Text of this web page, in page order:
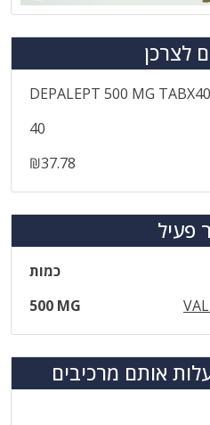
לצרכן
DEPALEPT 500 MG TABX40
40
₪37.78
פעיל
כמות
500 MG
אותם מרכיבים